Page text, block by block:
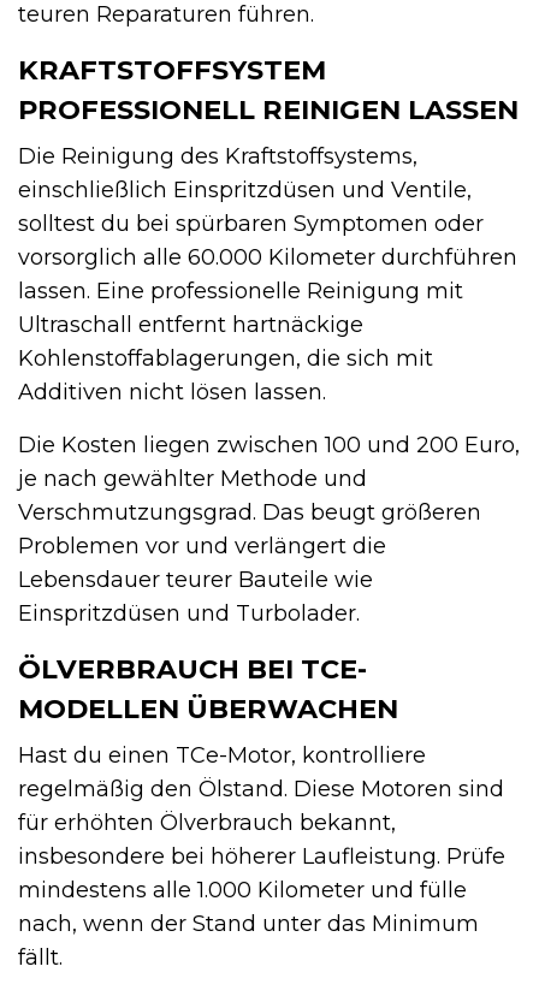
teuren Reparaturen führen.
KRAFTSTOFFSYSTEM
PROFESSIONELL REINIGEN LASSEN
Die Reinigung des Kraftstoffsystems,
einschließlich Einspritzdüsen und Ventile,
solltest du bei spürbaren Symptomen oder
vorsorglich alle 60.000 Kilometer durchführen
lassen. Eine professionelle Reinigung mit
Ultraschall entfernt hartnäckige
Kohlenstoffablagerungen, die sich mit
Additiven nicht lösen lassen.
Die Kosten liegen zwischen 100 und 200 Euro,
je nach gewählter Methode und
Verschmutzungsgrad. Das beugt größeren
Problemen vor und verlängert die
Lebensdauer teurer Bauteile wie
Einspritzdüsen und Turbolader.
ÖLVERBRAUCH BEI TCE-
MODELLEN ÜBERWACHEN
Hast du einen TCe-Motor, kontrolliere
regelmäßig den Ölstand. Diese Motoren sind
für erhöhten Ölverbrauch bekannt,
insbesondere bei höherer Laufleistung. Prüfe
mindestens alle 1.000 Kilometer und fülle
nach, wenn der Stand unter das Minimum
fällt.